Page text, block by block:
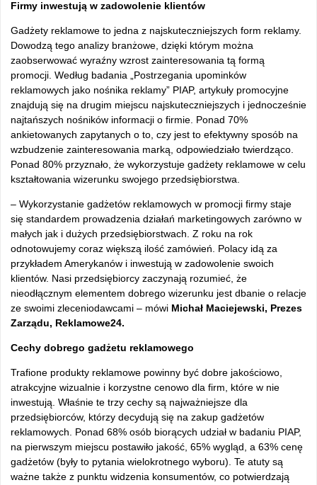
Firmy inwestują w zadowolenie klientów
Gadżety reklamowe to jedna z najskuteczniejszych form reklamy.
Dowodzą tego analizy branżowe, dzięki którym można
zaobserwować wyraźny wzrost zainteresowania tą formą
promocji. Według badania „Postrzegania upominków
reklamowych jako nośnika reklamy” PIAP, artykuły promocyjne
znajdują się na drugim miejscu najskuteczniejszych i jednocześnie
najtańszych nośników informacji o firmie. Ponad 70%
ankietowanych zapytanych o to, czy jest to efektywny sposób na
wzbudzenie zainteresowania marką, odpowiedziało twierdząco.
Ponad 80% przyznało, że wykorzystuje gadżety reklamowe w celu
kształtowania wizerunku swojego przedsiębiorstwa.
– Wykorzystanie gadżetów reklamowych w promocji firmy staje
się standardem prowadzenia działań marketingowych zarówno w
małych jak i dużych przedsiębiorstwach. Z roku na rok
odnotowujemy coraz większą ilość zamówień. Polacy idą za
przykładem Amerykanów i inwestują w zadowolenie swoich
klientów. Nasi przedsiębiorcy zaczynają rozumieć, że
nieodłącznym elementem dobrego wizerunku jest dbanie o relacje
ze swoimi zleceniodawcami – mówi Michał Maciejewski, Prezes
Zarządu, Reklamowe24.
Cechy dobrego gadżetu reklamowego
Trafione produkty reklamowe powinny być dobre jakościowo,
atrakcyjne wizualnie i korzystne cenowo dla firm, które w nie
inwestują. Właśnie te trzy cechy są najważniejsze dla
przedsiębiorców, którzy decydują się na zakup gadżetów
reklamowych. Ponad 68% osób biorących udział w badaniu PIAP,
na pierwszym miejscu postawiło jakość, 65% wygląd, a 63% cenę
gadżetów (były to pytania wielokrotnego wyboru). Te atuty są
ważne także z punktu widzenia konsumentów, co potwierdzają